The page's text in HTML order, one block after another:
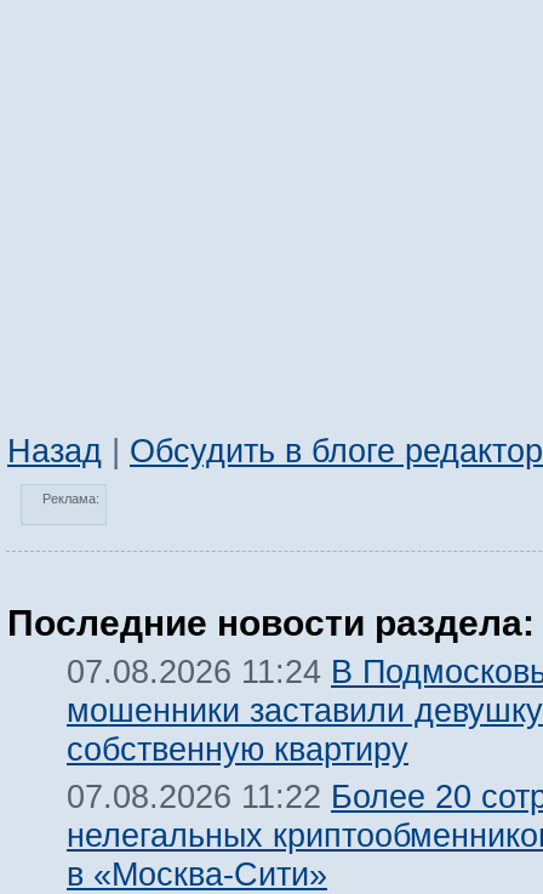
Назад | Обсудить в блоге
Реклама:
Последние новости раздела:
07.08.2026 11:24 В
мошенники заставили
собственную квартиру
07.08.2026 11:22 Более 20
нелегальных
в «Москва-Сити»